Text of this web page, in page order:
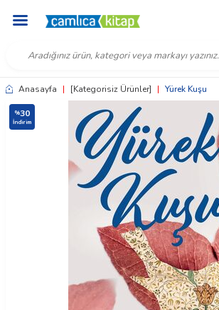
Anasayfa | [Kategorisiz Ürünler] | Yürek Kuşu
%30
İndirim